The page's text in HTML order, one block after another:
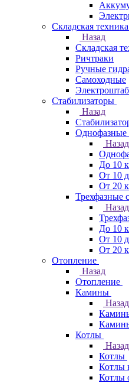
Складская техника
Назад
Складская
Ричтраки
Ручные
Самоходные
Стабилизаторы
Назад
Однофазные
Назад
До 10
От 10
От 20
Трехфазные
Назад
До 10
От 10
От 20
Отопление
Назад
Отопление
Камины
Назад
Котлы
Назад
Котлы
Котлы
Котлы